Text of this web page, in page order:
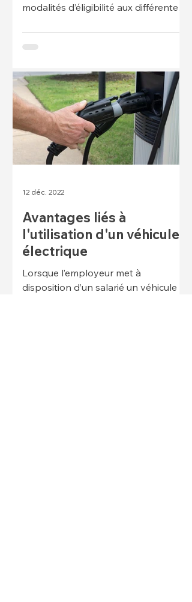
modalités d’éligibilité aux différentes
Avantages liés à
l'utilisation d'un véhicule
électrique
Lorsque l’employeur met à
disposition d’un salarié un véhicule
12 déc. 2022